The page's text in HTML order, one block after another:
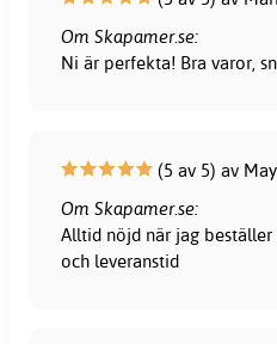
Om Skapamer.se:
Ni är perfekta! Bra varor,
(5 av 5) av
Om Skapamer.se:
Alltid nöjd när jag
och leveranstid